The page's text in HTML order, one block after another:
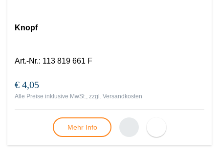
Knopf
Art.-Nr.: 113 819 661 F
€ 4,05
Alle Preise inklusive MwSt., zzgl. Versandkosten
Mehr Info